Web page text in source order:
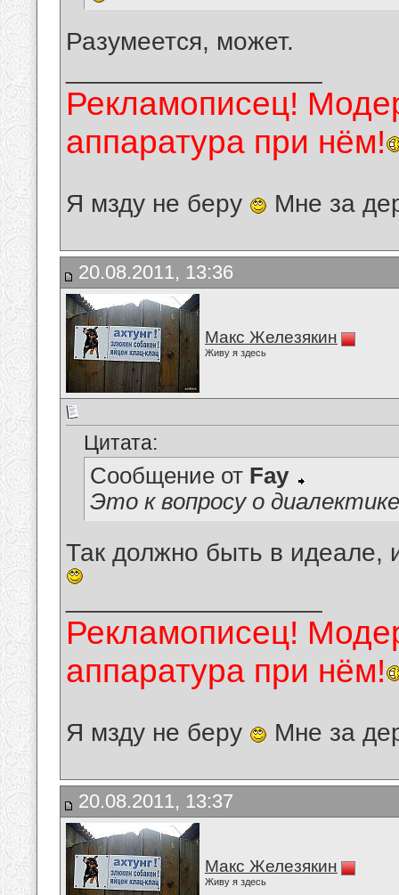
Разумеется, может.
Рекламописец!
аппаратура при нём!
Я мзду не беру Мне за
20.08.2011, 13:36
Макс Железякин
Живу я здесь
Цитата:
Сообщение от Fay
Это к вопросу о
Так должно быть в идеале,
Рекламописец!
аппаратура при нём!
Я мзду не беру Мне за
20.08.2011, 13:37
Макс Железякин
Живу я здесь